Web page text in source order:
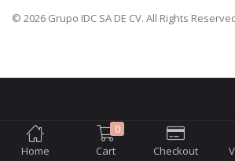
Home
0
Cart
Checkout
© 2026 Grupo IDC SA DE CV. All Rights